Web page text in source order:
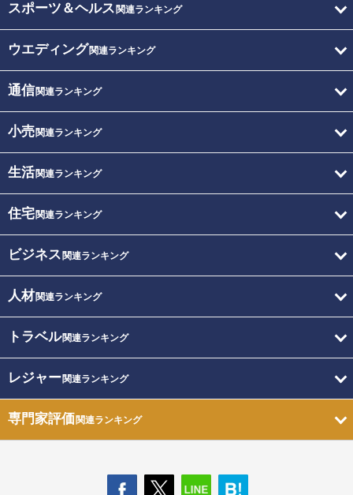
スポーツ＆ヘルス 関連ランキング
ウエディング関連ランキング
通信関連ランキング
小売関連ランキング
生活関連ランキング
住宅関連ランキング
ビジネス 関連ランキング
人材関連ランキング
トラベル関連ランキング
レジャー関連ランキング
専門家評価関連ランキング